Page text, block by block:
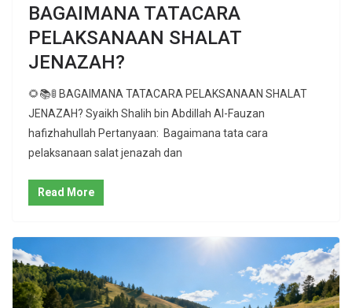
BAGAIMANA TATACARA
PELAKSANAAN SHALAT
JENAZAH?
🌻📚🚦 BAGAIMANA TATACARA PELAKSANAAN SHALAT
JENAZAH? Syaikh Shalih bin Abdillah Al-Fauzan
hafizhahullah Pertanyaan: Bagaimana tata cara
pelaksanaan salat jenazah dan
Read More